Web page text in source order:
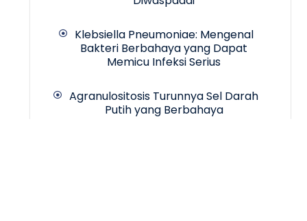
Klebsiella Pneumoniae: Mengenal
Bakteri Berbahaya yang Dapat
Memicu Infeksi Serius
Agranulositosis Turunnya Sel Darah
Putih yang Berbahaya